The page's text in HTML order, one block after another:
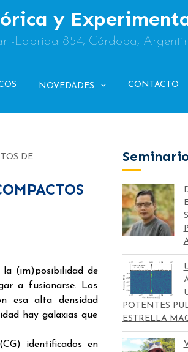
y
-Laprida 854, Córdoba,
NOVEDADES CONTACTO
DE
la (im)posibilidad de
a fusionarse. Los
esa alta densidad
hay galaxias que
identificados en
POTENTES
ESTRELLA